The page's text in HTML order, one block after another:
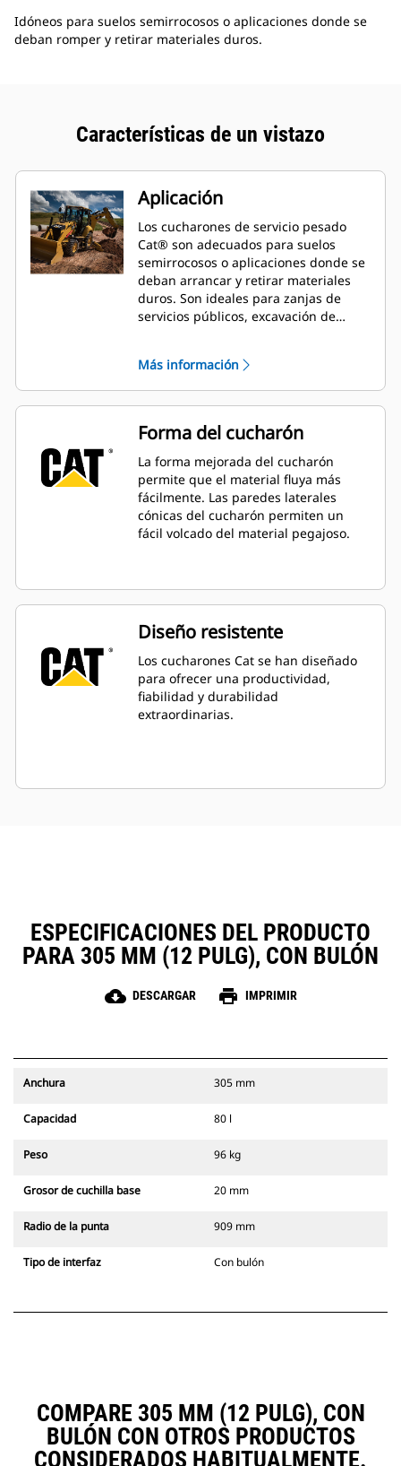
Idóneos para suelos semirrocosos o aplicaciones donde se
deban romper y retirar materiales duros.
Características de un vistazo
Aplicación
Los cucharones de servicio pesado
Cat® son adecuados para suelos
semirrocosos o aplicaciones donde se
deban arrancar y retirar materiales
duros. Son ideales para zanjas de
servicios públicos, excavación de
construcción, paisajismo y servicios
públicos.
Más información
Forma del cucharón
La forma mejorada del cucharón
permite que el material fluya más
fácilmente. Las paredes laterales
cónicas del cucharón permiten un
fácil volcado del material pegajoso.
Diseño resistente
Los cucharones Cat se han diseñado
para ofrecer una productividad,
fiabilidad y durabilidad
extraordinarias.
ESPECIFICACIONES DEL PRODUCTO
PARA 305 MM (12 PULG), CON BULÓN
cloud_download DESCARGAR print IMPRIMIR
Anchura 305 mm
Capacidad 80 l
Peso 96 kg
Grosor de cuchilla base 20 mm
Radio de la punta 909 mm
Tipo de interfaz Con bulón
COMPARE 305 MM (12 PULG), CON
BULÓN CON OTROS PRODUCTOS
CONSIDERADOS HABITUALMENTE.